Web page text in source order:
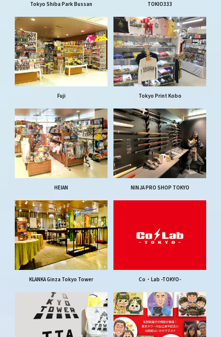
Tokyo Shiba Park Bussan TOKIO333
Fuji Tokyo Print Kobo
HEIAN NINJA PRO SHOP TOKYO
KLANKA Ginza Tokyo Tower Co・Lab -TOKYO-